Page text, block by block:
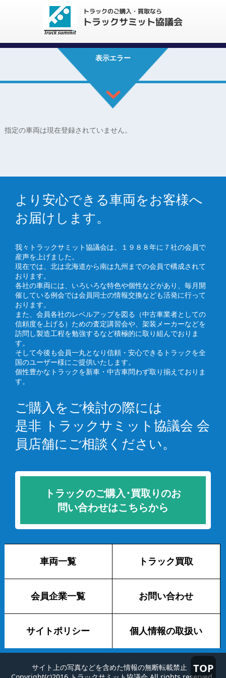
TOP
表示エラー
指定の車両は現在登録されていません。
より安心できる車両をお客様へ
お届けします。
我々トラックサミット協議会は、１９８８年に７社の会員で
産声を上げました。
現在では、北は北海道から南は九州までの会員で構成されて
おります。
各社の車両には、いろいろな特色や個性などがあり、毎月開
催している例会では会員同士の情報交換なども活発に行って
おります。
また、会員各社のレベルアップを図る（中古車業者としての
信頼度を上げる）ための査定講習会や、架装メーカーなどを
訪問し製造工程を勉強するなど積極的に取り組んでおりま
す。
そして今後も会員一丸となり信頼・安心できるトラックを全
国のユーザー様にご提供いたします。
個性豊かなトラックを新車・中古車問わず取り揃えておりま
す。
ご購入をご検討の際には
是非 トラックサミット協議会 会
員店舗にご相談ください。
トラックのご購入･買取りのお
問い合わせはこちらから
車両一覧 トラック買取
会員企業一覧 お問い合わせ
サイトポリシー 個人情報の取扱い
サイト上の写真などを含めた情報の無断転載禁止